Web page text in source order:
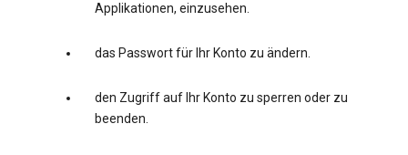
Applikationen, einzusehen.
das Passwort für Ihr Konto zu ändern.
den Zugriff auf Ihr Konto zu sperren oder zu
beenden.